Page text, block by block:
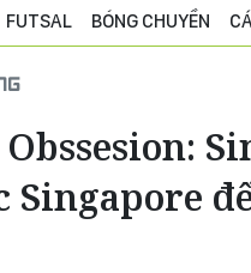
FUTSAL BÓNG CHUYỀN
Singapore